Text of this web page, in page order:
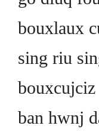
bouxlaux
sing riu
bouxcujciz
ban hwnj